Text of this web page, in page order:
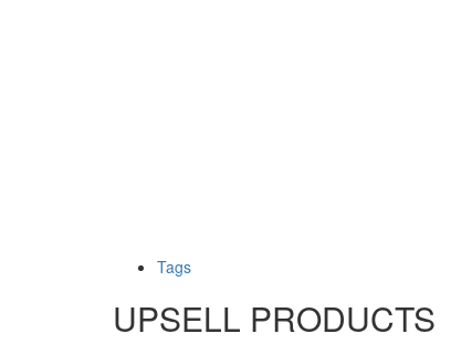
Tags
UPSELL PRODUCTS